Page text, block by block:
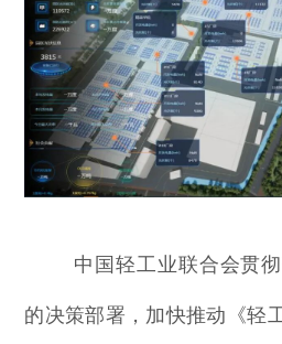
中国轻工业联合会贯
的决策部署，加快推动《轻